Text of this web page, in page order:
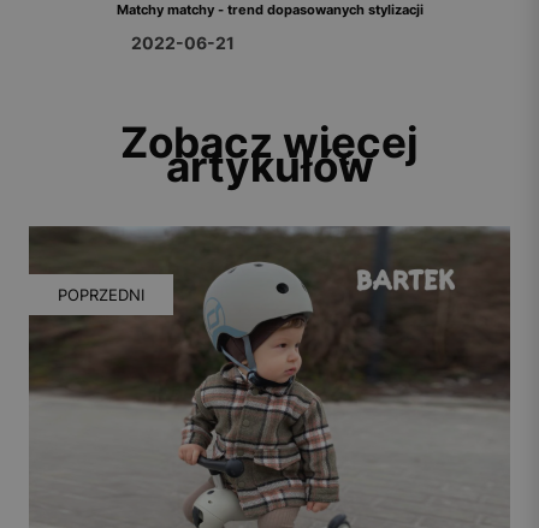
Matchy matchy - trend dopasowanych stylizacji
2022-06-21
Zobacz więcej
artykułów
POPRZEDNI